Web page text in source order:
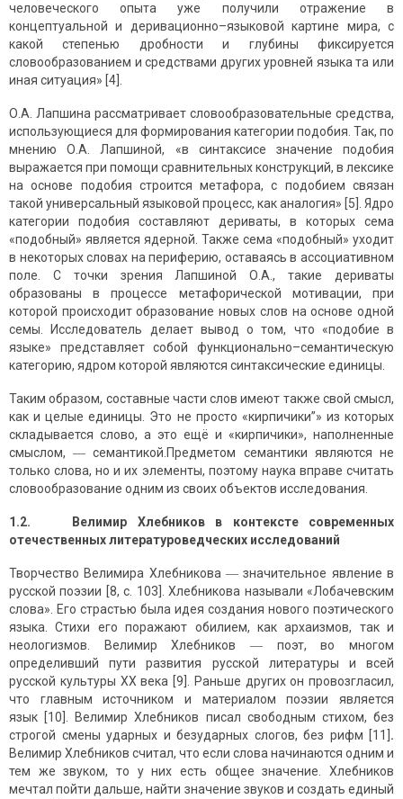
человеческого опыта уже получили отражение в
концептуальной и деривационно–языковой картине мира, с
какой степенью дробности и глубины фиксируется
словообразованием и средствами других уровней языка та или
иная ситуация» [4].
О.А. Лапшина рассматривает словообразовательные средства,
использующиеся для формирования категории подобия. Так, по
мнению О.А. Лапшиной, «в синтаксисе значение подобия
выражается при помощи сравнительных конструкций, в лексике
на основе подобия строится метафора, с подобием связан
такой универсальный языковой процесс, как аналогия» [5]. Ядро
категории подобия составляют дериваты, в которых сема
«подобный» является ядерной. Также сема «подобный» уходит
в некоторых словах на периферию, оставаясь в ассоциативном
поле. С точки зрения Лапшиной О.А., такие дериваты
образованы в процессе метафорической мотивации, при
которой происходит образование новых слов на основе одной
семы. Исследователь делает вывод о том, что «подобие в
языке» представляет собой функционально–семантическую
категорию, ядром которой являются синтаксические единицы.
Таким образом, составные части слов имеют также свой смысл,
как и целые единицы. Это не просто «кирпичики”» из которых
складывается слово, а это ещё и «кирпичики», наполненные
смыслом, ― семантикой.Предметом семантики являются не
только слова, но и их элементы, поэтому наука вправе считать
словообразование одним из своих объектов исследования.
1.2.
Велимир Хлебников в контексте современных
отечественных литературоведческих исследований
Творчество Велимира Хлебникова ― значительное явление в
русской поэзии [8, с. 103]. Хлебникова называли «Лобачевским
слова». Его страстью была идея создания нового поэтического
языка. Стихи его поражают обилием, как архаизмов, так и
неологизмов. Велимир Хлебников ― поэт, во многом
определивший пути развития русской литературы и всей
русской культуры ХХ века [9]. Раньше других он провозгласил,
что главным источником и материалом поэзии является
язык [10]. Велимир Хлебников писал свободным стихом, без
строгой смены ударных и безударных слогов, без рифм [11] .
Велимир Хлебников считал, что если слова начинаются одним и
тем же звуком, то у них есть общее значение. Хлебников
мечтал пойти дальше, найти значение звуков и создать единый